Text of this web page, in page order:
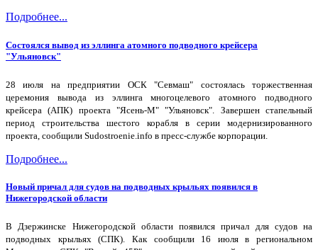
Подробнее...
Состоялся вывод из эллинга атомного подводного крейсера
"Ульяновск"
28 июля на предприятии ОСК "Севмаш" состоялась торжественная
церемония вывода из эллинга многоцелевого атомного подводного
крейсера (АПК) проекта "Ясень-М" "Ульяновск". Завершен стапельный
период строительства шестого корабля в серии модернизированного
проекта, сообщили Sudostroenie.info в пресс-службе корпорации.
Подробнее...
Новый причал для судов на подводных крыльях появился в
Нижегородской области
В Дзержинске Нижегородской области появился причал для судов на
подводных крыльях (СПК). Как сообщили 16 июля в региональном